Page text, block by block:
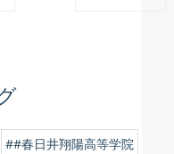
##春日井翔陽高等学院